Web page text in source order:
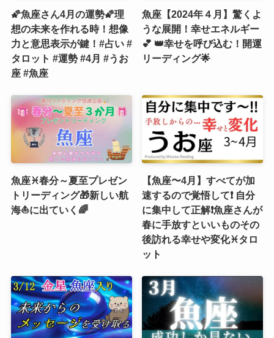
🌠魚座さん4月の運勢🌠理
想の未来を作れる時！想像
力と意思表示が鍵！#占い #
タロット #運勢 #4月 #うお
座 #魚座
魚座【2024年４月】驚くよ
うな展開！幸せエネルギー
💕 👑幸せを呼び込む！開運
リーディング🌟
魚座♓春分～夏至プレゼン
トリーディング🎁新しい航
海⛵️に出ていく🌈
【魚座〜4月】すべてが加
速するので覚悟して❗️ 自分
に集中して正解❗️魚座さんが
春に手放すといいものその
後訪れる幸せや変化♓️タロ
ット